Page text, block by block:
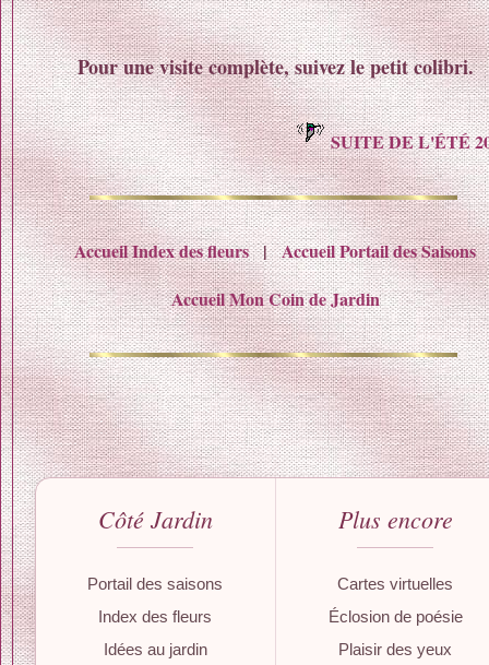
Pour une visite complète, suivez le petit colibri.
SUITE DE L'ÉTÉ
Accueil Index des fleurs|Accueil Portail des Saisons
Accueil Mon Coin de Jardin
Côté Jardin
Portail des saisons
Index des fleurs
Idées au jardin
Plus encore
Cartes virtuelles
Éclosion de poésie
Plaisir des yeux